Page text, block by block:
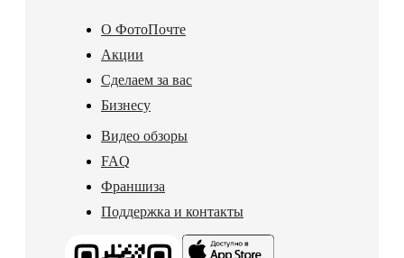
О ФотоПочте
Акции
Сделаем за вас
Бизнесу
Видео обзоры
FAQ
Франшиза
Поддержка и контакты